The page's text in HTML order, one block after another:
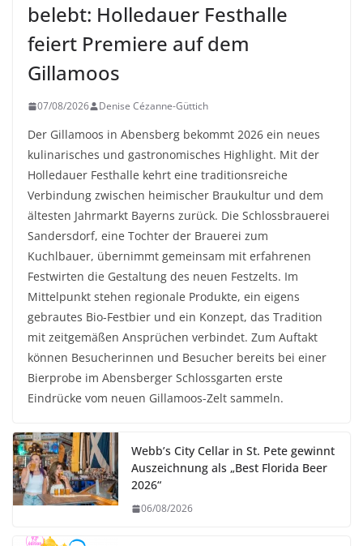
belebt: Holledauer Festhalle
feiert Premiere auf dem
Gillamoos
07/08/2026 Denise Cézanne-Güttich
Der Gillamoos in Abensberg bekommt 2026 ein neues
kulinarisches und gastronomisches Highlight. Mit der
Holledauer Festhalle kehrt eine traditionsreiche
Verbindung zwischen heimischer Braukultur und dem
ältesten Jahrmarkt Bayerns zurück. Die Schlossbrauerei
Sandersdorf, eine Tochter der Brauerei zum
Kuchlbauer, übernimmt gemeinsam mit erfahrenen
Festwirten die Gestaltung des neuen Festzelts. Im
Mittelpunkt stehen regionale Produkte, ein eigens
gebrautes Bio-Festbier und ein Konzept, das Tradition
mit zeitgemäßen Ansprüchen verbindet. Zum Auftakt
können Besucherinnen und Besucher bereits bei einer
Bierprobe im Abensberger Schlossgarten erste
Eindrücke vom neuen Gillamoos-Zelt sammeln.
Webb’s City Cellar in St. Pete gewinnt
Auszeichnung als „Best Florida Beer
2026“
06/08/2026